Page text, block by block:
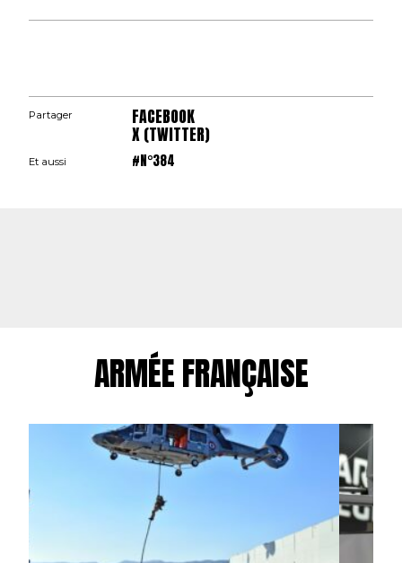
Partager FACEBOOK
X (TWITTER)
Et aussi #N°384
ARMÉE FRANÇAISE